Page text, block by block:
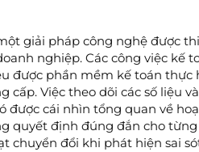
giải pháp công nghệ được
nghiệp. Các công việc kế
được phần mềm kế toán
cấp. Việc theo dõi các số liệu
được cái nhìn tổng quan về
quyết định đúng đắn cho
chuyển đổi khi phát hiện sai